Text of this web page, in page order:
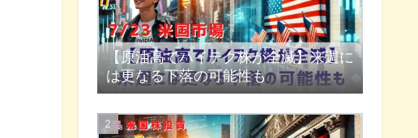
【原油高でハイテク株が全滅】来週に
は更なる下落の可能性も